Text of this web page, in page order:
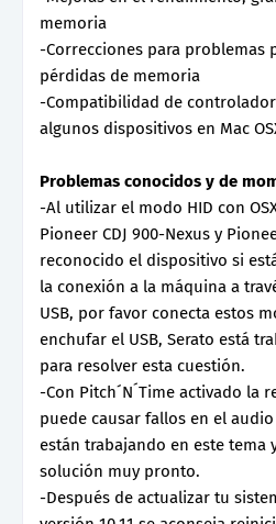
memoria
-Correcciones para problemas
pérdidas de memoria
-Compatibilidad de
algunos dispositivos en Mac
Problemas conocidos y de
-Al utilizar el modo HID con
Pioneer CDJ 900-Nexus y
reconocido el dispositivo si
la conexión a la máquina a
USB, por favor conecta estos
enchufar el USB, Serato está
para resolver esta cuestión.
-Con Pitch´N´Time activado la
puede causar fallos en el
están trabajando en este tema
solución muy pronto.
-Después de actualizar tu